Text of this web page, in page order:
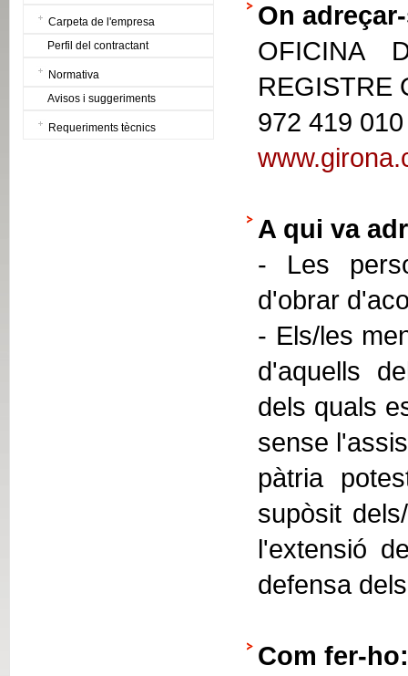
Carpeta de l'empresa
Perfil del contractant
Normativa
Avisos i suggeriments
Requeriments tècnics
On
OFICINA
REGISTRE
972 419 010
A qui va
- Les
d'obrar
- Els/les
d'aquells
dels quals
sense
pàtria
supòsit
l'extensió
defensa
Com fer-ho: